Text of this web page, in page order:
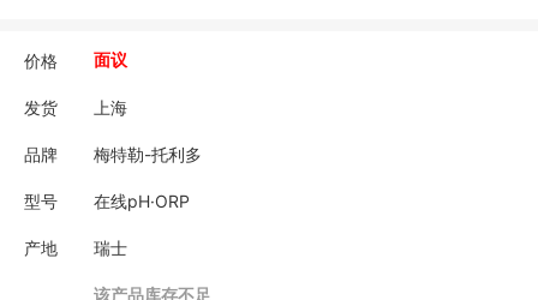
价格 面议
发货 上海
品牌 梅特勒-托利多
型号 在线pH·ORP
产地 瑞士
该产品库存不足